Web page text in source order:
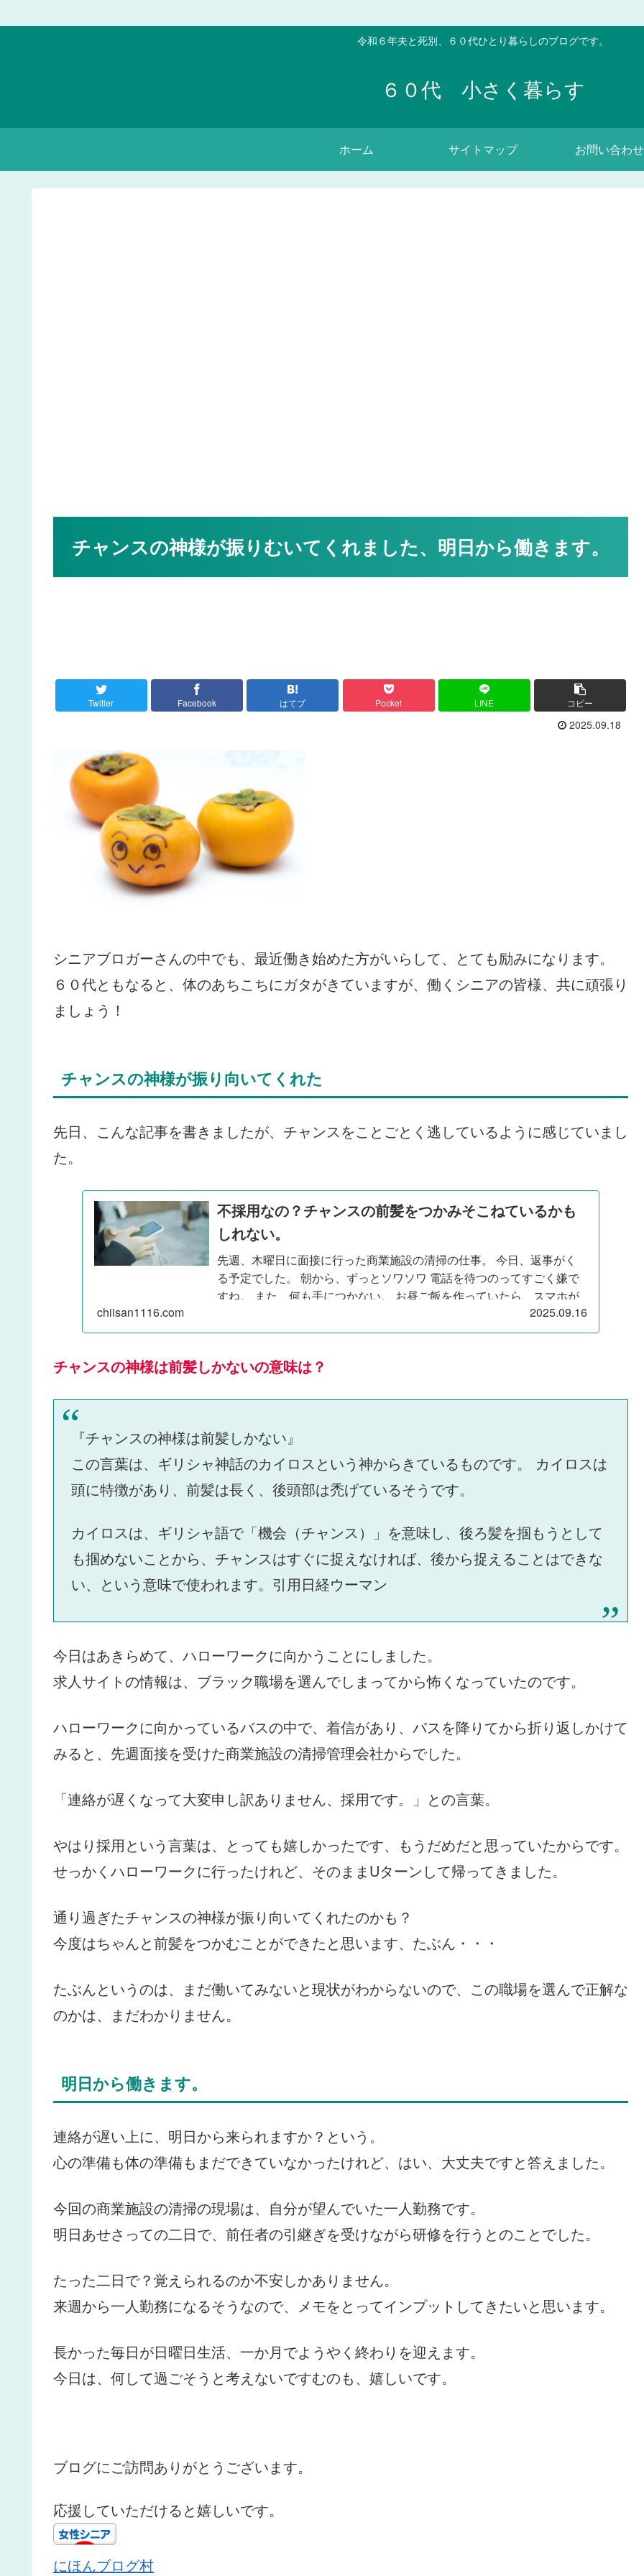
令和６年夫と死別、６０代ひとり暮らしのブログです。
６０代 小さく暮らす
ホーム サイトマップ お問い合わせ
チャンスの神様が振りむいてくれました、明日から働きます。
Twitter Facebook はてブ Pocket LINE コピー
2025.09.18
シニアブロガーさんの中でも、最近働き始めた方がいらして、とても励みになります。
６０代ともなると、体のあちこちにガタがきていますが、働くシニアの皆様、共に頑張り
ましょう！
チャンスの神様が振り向いてくれた
先日、こんな記事を書きましたが、チャンスをことごとく逃しているように感じていまし
た。
不採用なの？チャンスの前髪をつかみそこねているかも
しれない。
先週、木曜日に面接に行った商業施設の清掃の仕事。 今日、返事がく
る予定でした。 朝から、ずっとソワソワ 電話を待つのってすごく嫌で
すね。 また、何も手につかない。 お昼ご飯を作っていたら、スマホが
chiisan1116.com 2025.09.16
チャンスの神様は前髪しかないの意味は？
『チャンスの神様は前髪しかない』
この言葉は、ギリシャ神話のカイロスという神からきているものです。 カイロスは
頭に特徴があり、前髪は長く、後頭部は禿げているそうです。
カイロスは、ギリシャ語で「機会（チャンス）」を意味し、後ろ髪を掴もうとして
も掴めないことから、チャンスはすぐに捉えなければ、後から捉えることはできな
い、という意味で使われます。引用日経ウーマン
今日はあきらめて、ハローワークに向かうことにしました。
求人サイトの情報は、ブラック職場を選んでしまってから怖くなっていたのです。
ハローワークに向かっているバスの中で、着信があり、バスを降りてから折り返しかけて
みると、先週面接を受けた商業施設の清掃管理会社からでした。
「連絡が遅くなって大変申し訳ありません、採用です。」との言葉。
やはり採用という言葉は、とっても嬉しかったです、もうだめだと思っていたからです。
せっかくハローワークに行ったけれど、そのままUターンして帰ってきました。
通り過ぎたチャンスの神様が振り向いてくれたのかも？
今度はちゃんと前髪をつかむことができたと思います、たぶん・・・
たぶんというのは、まだ働いてみないと現状がわからないので、この職場を選んで正解な
のかは、まだわかりません。
明日から働きます。
連絡が遅い上に、明日から来られますか？という。
心の準備も体の準備もまだできていなかったけれど、はい、大丈夫ですと答えました。
今回の商業施設の清掃の現場は、自分が望んでいた一人勤務です。
明日あせさっての二日で、前任者の引継ぎを受けながら研修を行うとのことでした。
たった二日で？覚えられるのか不安しかありません。
来週から一人勤務になるそうなので、メモをとってインプットしてきたいと思います。
長かった毎日が日曜日生活、一か月でようやく終わりを迎えます。
今日は、何して過ごそうと考えないですむのも、嬉しいです。
ブログにご訪問ありがとうございます。
応援していただけると嬉しいです。
にほんブログ村